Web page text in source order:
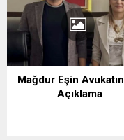
Mağdur Eşin
Açıklama